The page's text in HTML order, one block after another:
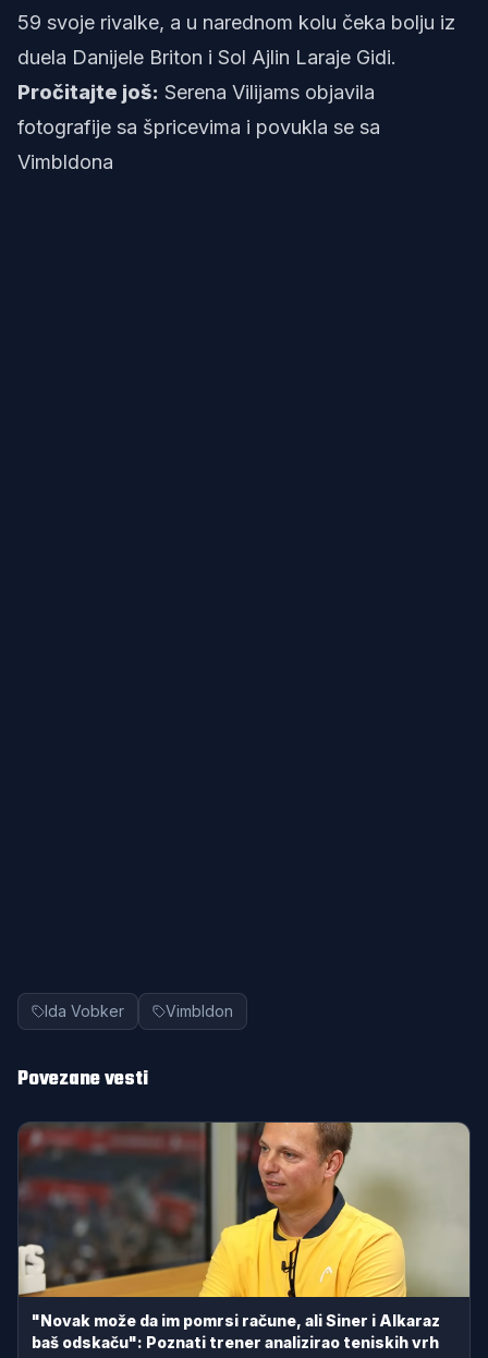
59 svoje rivalke, a u narednom kolu čeka bolju iz
duela Danijele Briton i Sol Ajlin Laraje Gidi.
Pročitajte još: Serena Vilijams objavila
fotografije sa špricevima i povukla se sa
Vimbldona
Ida Vobker Vimbldon
Povezane vesti
"Novak može da im pomrsi račune, ali Siner i Alkaraz
baš odskaču": Poznati trener analizirao teniskih vrh